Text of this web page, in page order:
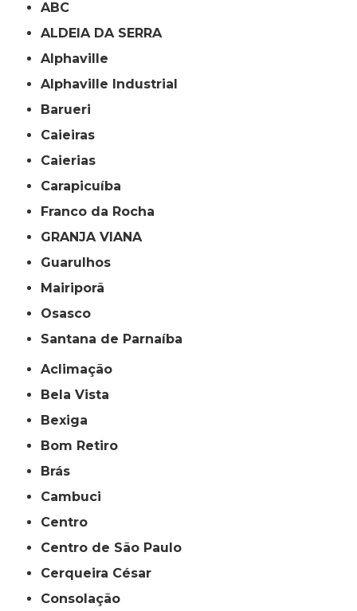
ABC
ALDEIA DA SERRA
Alphaville
Alphaville Industrial
Barueri
Caieiras
Caierias
Carapicuíba
Franco da Rocha
GRANJA VIANA
Guarulhos
Mairiporã
Osasco
Santana de Parnaíba
Aclimação
Bela Vista
Bexiga
Bom Retiro
Brás
Cambuci
Centro
Centro de São Paulo
Cerqueira César
Consolação